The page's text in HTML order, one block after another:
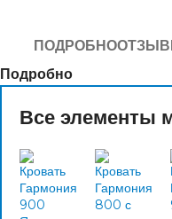
ПОДРОБНО
Подробно
Все элементы